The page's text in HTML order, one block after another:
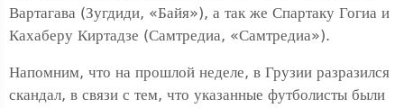
Вартагава (Зугдиди, «Байя»), а так же Спартаку Гогиа и
Кахаберу Киртадзе (Самтредиа, «Самтредиа»).
Напомним, что на прошлой неделе, в Грузии разразился
скандал, в связи с тем, что указанные футболисты были